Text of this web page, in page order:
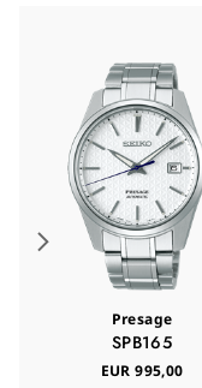
Presage
SPB165
EUR 995,00